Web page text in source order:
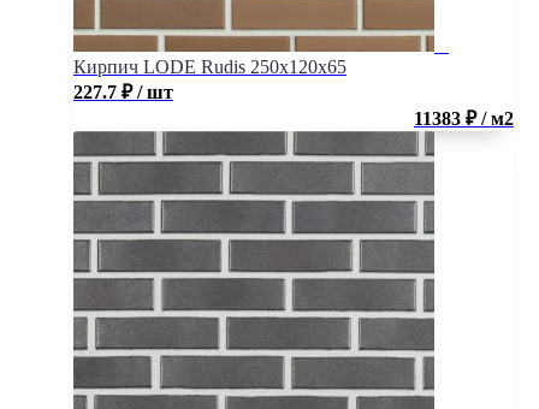
Кирпич LODE Rudis 250x120x65
227.7 ₽ / шт
11383 ₽ / м2